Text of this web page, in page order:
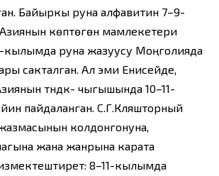
Байыркы руна алфавитин 7–9-
көптөгөн мамлекетери
кылымда руна жазуусу Моңголияда
сакталган. Ал эми Енисейде,
түндүк- чыгышында 10–11-
пайдаланган. С.Г.Кляшторный
колдонгонуна,
жана жанрына карата
8–11-кылымда